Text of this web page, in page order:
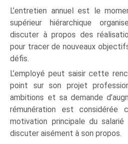
L’entretien annuel est le
supérieur hiérarchique
discuter à propos des
pour tracer de nouveaux
défis.
L’employé peut saisir cette
point sur son projet
ambitions et sa demande
rémunération est considérée
motivation principale du
discuter aisément à son propos.